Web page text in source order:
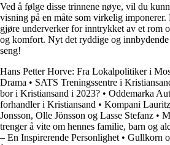
Ved å følge disse trinnene nøye, vil du
visning på en måte som virkelig imponerer.
gjøre underverker for inntrykket av et rom
og komfort. Nyt det ryddige og innbydende
seng!
Hans Petter Horve: Fra Lokalpolitiker i
Drama • SATS Treningssentre i
bor i Kristiansand i 2023? • Oddemarka
forhandler i Kristiansand • Kompani
Jonsson, Olle Jönsson og Lasse Stefanz •
trenger å vite om hennes familie, barn og
– En Inspirerende Personlighet • Gullkorn